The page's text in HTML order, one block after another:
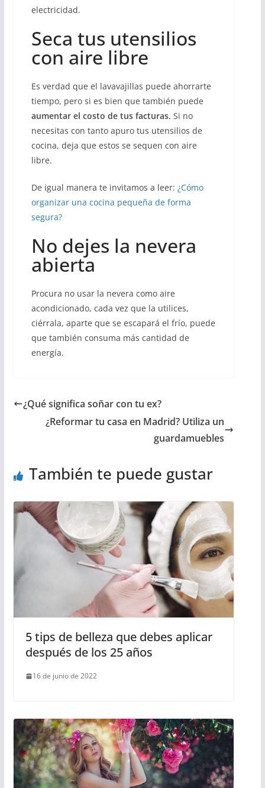
electricidad.
Seca tus utensilios
con aire libre
Es verdad que el lavavajillas puede ahorrarte
tiempo, pero si es bien que también puede
aumentar el costo de tus facturas. Si no
necesitas con tanto apuro tus utensilios de
cocina, deja que estos se sequen con aire
libre.
De igual manera te invitamos a leer: ¿Cómo
organizar una cocina pequeña de forma
segura?
No dejes la nevera
abierta
Procura no usar la nevera como aire
acondicionado, cada vez que la utilices,
ciérrala, aparte que se escapará el frío, puede
que también consuma más cantidad de
energía.
¿Qué significa soñar con tu ex?
¿Reformar tu casa en Madrid? Utiliza un
guardamuebles
También te puede gustar
5 tips de belleza que debes aplicar
después de los 25 años
16 de junio de 2022